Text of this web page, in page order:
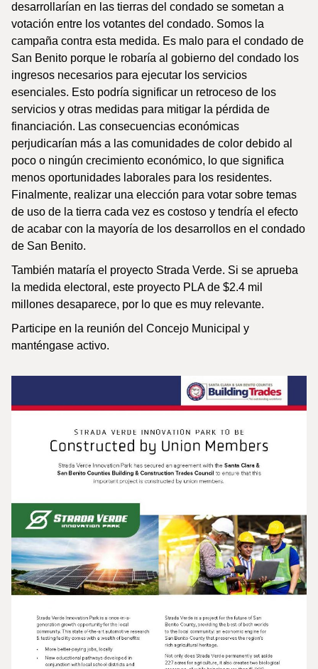
desarrollarían en las tierras del condado se sometan a
votación entre los votantes del condado. Somos la
campaña contra esta medida. Es malo para el condado de
San Benito porque le robaría al gobierno del condado los
ingresos necesarios para ejecutar los servicios
esenciales. Esto podría significar un retroceso de los
servicios y otras medidas para mitigar la pérdida de
financiación. Las consecuencias económicas
perjudicarían más a las comunidades de color debido al
poco o ningún crecimiento económico, lo que significa
menos oportunidades laborales para los residentes.
Finalmente, realizar una elección para votar sobre temas
de uso de la tierra cada vez es costoso y tendría el efecto
de acabar con la mayoría de los desarrollos en el condado
de San Benito.
También mataría el proyecto Strada Verde. Si se aprueba
la medida electoral, este proyecto PLA de $2.4 mil
millones desaparece, por lo que es muy relevante.
Participe en la reunión del Concejo Municipal y
manténgase activo.